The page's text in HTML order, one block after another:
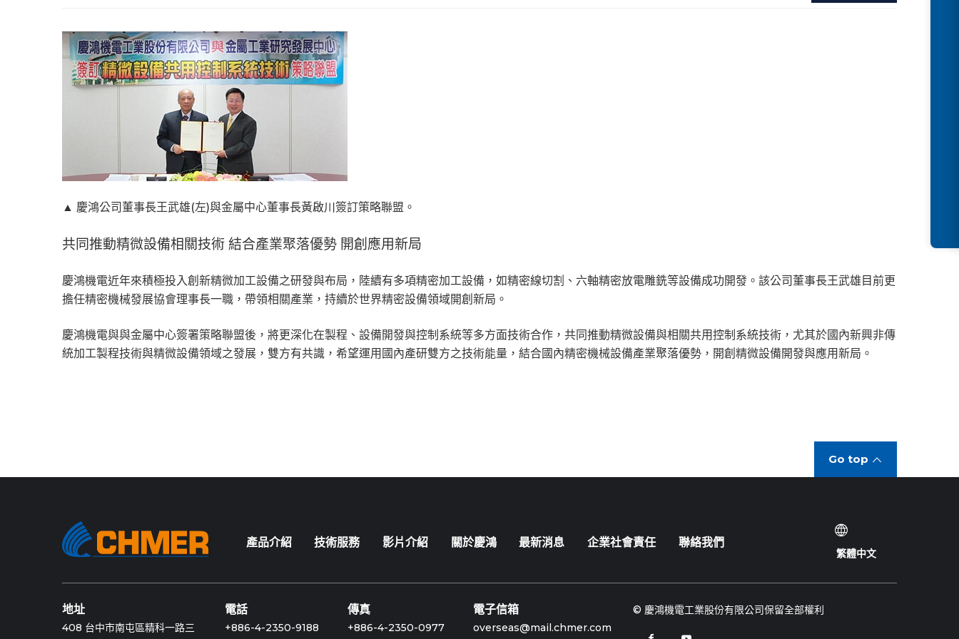
▲ 慶鴻公司董事長王武雄(左)與金屬中心董事長黃啟川簽訂策略聯盟。
共同推動精微設備相關技術 結合產業聚落優勢 開創應用新局
慶鴻機電近年來積極投入創新精微加工設備之研發與布局，陸續有多項精密加工設備，如精密線切割、六軸精密放電雕銑等設備成功開發。該公司董事長王武雄目前更
擔任精密機械發展協會理事長一職，帶領相關產業，持續於世界精密設備領域開創新局。
慶鴻機電與與金屬中心簽署策略聯盟後，將更深化在製程、設備開發與控制系統等多方面技術合作，共同推動精微設備與相關共用控制系統技術，尤其於國內新興非傳
統加工製程技術與精微設備領域之發展，雙方有共識，希望運用國內產研雙方之技術能量，結合國內精密機械設備產業聚落優勢，開創精微設備開發與應用新局。
Go top
產品介紹 技術服務 影片介紹 關於慶鴻 最新消息 企業社會責任 聯絡我們
繁體中文
地址
408 台中市南屯區精科一路三
電話
+886-4-2350-9188
傳真
+886-4-2350-0977
電子信箱
overseas@mail.chmer.com
© 慶鴻機電工業股份有限公司保留全部權利